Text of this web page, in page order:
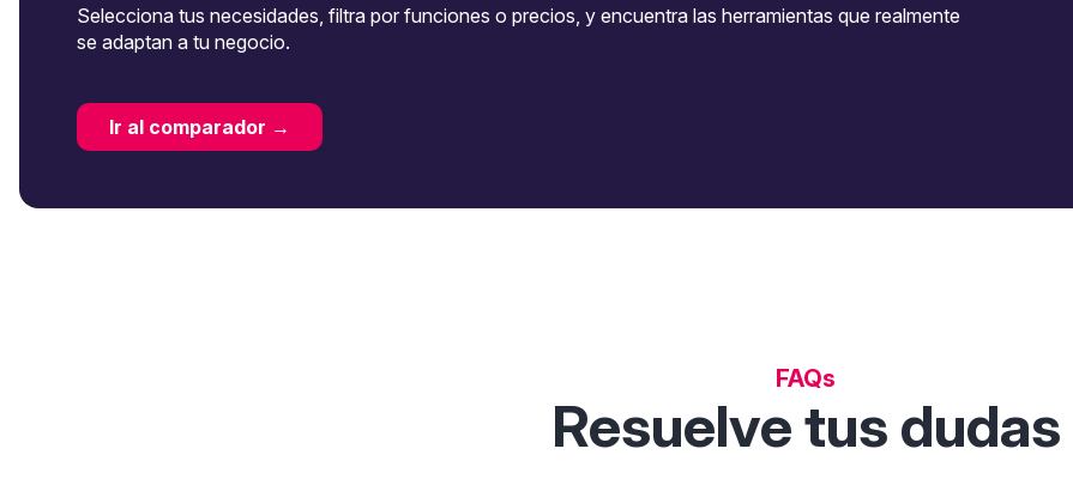
Selecciona tus necesidades, filtra por funciones o precios, y encuentra las herramientas que realmente
se adaptan a tu negocio.
Ir al comparador →
FAQs
Resuelve tus dudas